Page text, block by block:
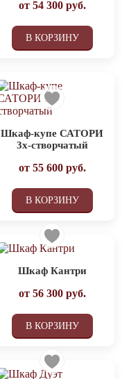
от 54 300руб.
В КОРЗИНУ
Шкаф-купе САТОРИ
3х-створчатый
от 55 600руб.
В КОРЗИНУ
Шкаф Кантри
от 56 300руб.
В КОРЗИНУ